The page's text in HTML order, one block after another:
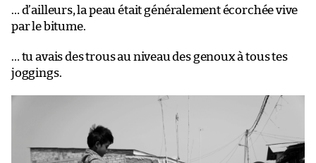
… d’ailleurs, la peau était généralement écorchée vive
par le bitume.
… tu avais des trous au niveau des genoux à tous tes
joggings.